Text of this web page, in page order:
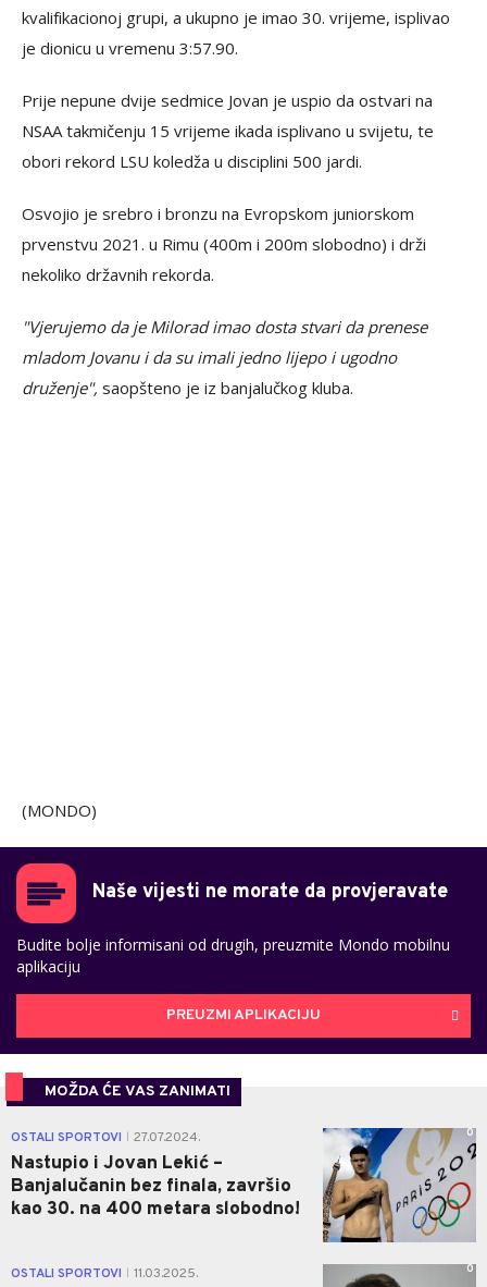
kvalifikacionoj grupi, a ukupno je imao 30. vrijeme, isplivao
je dionicu u vremenu 3:57.90.
Prije nepune dvije sedmice Jovan je uspio da ostvari na
NSAA takmičenju 15 vrijeme ikada isplivano u svijetu, te
obori rekord LSU koledža u disciplini 500 jardi.
Osvojio je srebro i bronzu na Evropskom juniorskom
prvenstvu 2021. u Rimu (400m i 200m slobodno) i drži
nekoliko državnih rekorda.
"Vjerujemo da je Milorad imao dosta stvari da prenese
mladom Jovanu i da su imali jedno lijepo i ugodno
druženje", saopšteno je iz banjalučkog kluba.
(MONDO)
Naše vijesti ne morate da provjeravate
Budite bolje informisani od drugih, preuzmite Mondo mobilnu
aplikaciju
PREUZMI APLIKACIJU
MOŽDA ĆE VAS ZANIMATI
OSTALI SPORTOVI 27.07.2024.
Nastupio i Jovan Lekić –
Banjalučanin bez finala, završio
kao 30. na 400 metara slobodno!
0
OSTALI SPORTOVI 11.03.2025. 0